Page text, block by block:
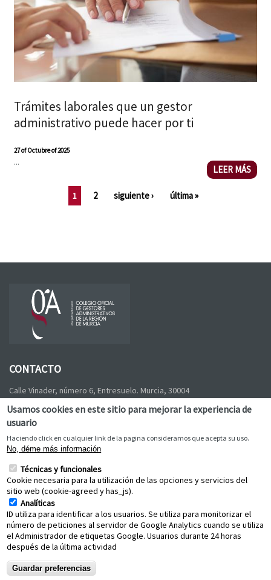
Trámites laborales que un gestor
administrativo puede hacer por ti
27 of Octubre of 2025
...
LEER MÁS
1 2 siguiente › última »
CONTACTO
Calle Vinader, número 6, Entresuelo. Murcia, 30004
Tel:968 21 99 33,Fax:968 90 11 06,E-mail:
colegio@gestoresmurcia.com
Política de calidad
NAVEGACIÓN
Política de privacidad
Usamos cookies en este sitio para mejorar la experiencia de
usuario
Haciendo click en cualquier link de la pagina consideramos que acepta su uso.
No, déme más información
Técnicas y funcionales
Cookie necesaria para la utilización de las opciones y servicios del
sitio web (cookie-agreed y has_js).
Analíticas
ID utiliza para identificar a los usuarios. Se utiliza para monitorizar el
número de peticiones al servidor de Google Analytics cuando se utiliza
el Administrador de etiquetas Google. Usuarios durante 24 horas
después de la última actividad
Guardar preferencias